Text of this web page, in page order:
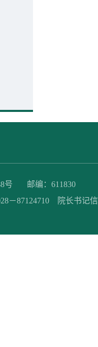
号 邮编：611830
－87124710 院长书记信